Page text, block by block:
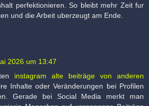
perfektionieren. So bleibt mehr Zeit fur
und die Arbeit uberzeugt am Ende.
2026 um 13:47
instagram alte beiträge von anderen
Inhalte oder Veränderungen bei Profilen
Gerade bei Social Media merkt man